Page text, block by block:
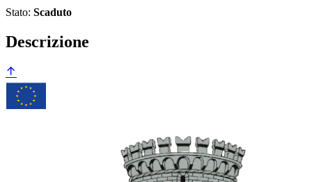
Stato: Scaduto
Descrizione